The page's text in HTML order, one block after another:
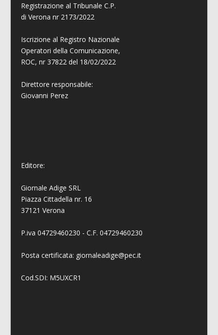
Registrazione al Tribunale C.P.
di Verona nr 2173/2022
Iscrizione al Registro Nazionale
Operatori della Comunicazione,
ROC, nr 37822 del 18/02/2022
Direttore responsabile:
Giovanni Perez
Editore:
Giornale Adige SRL
Piazza Cittadella nr. 16
37121 Verona
P.iva 04729460230 - C.F. 04729460230
Posta certificata: giornaleadige@pec.it
Cod.SDI: M5UXCR1